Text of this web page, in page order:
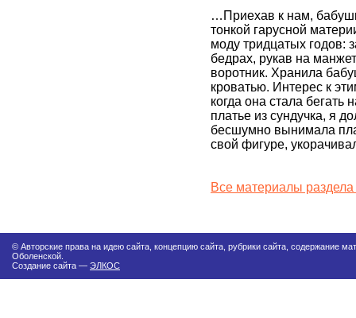
…Приехав к нам,
тонкой гарусной
моду тридцатых годов:
бедрах, рукав на
воротник. Хранила
кроватью. Интерес к
когда она стала
платье из сундучка, я
бесшумно вынимала
свой фигуре,
Все материалы
© Авторские права на идею сайта, концепцию сайта, рубрики сайта, содержание
Оболенской.
Создание сайта — ЭЛКОС